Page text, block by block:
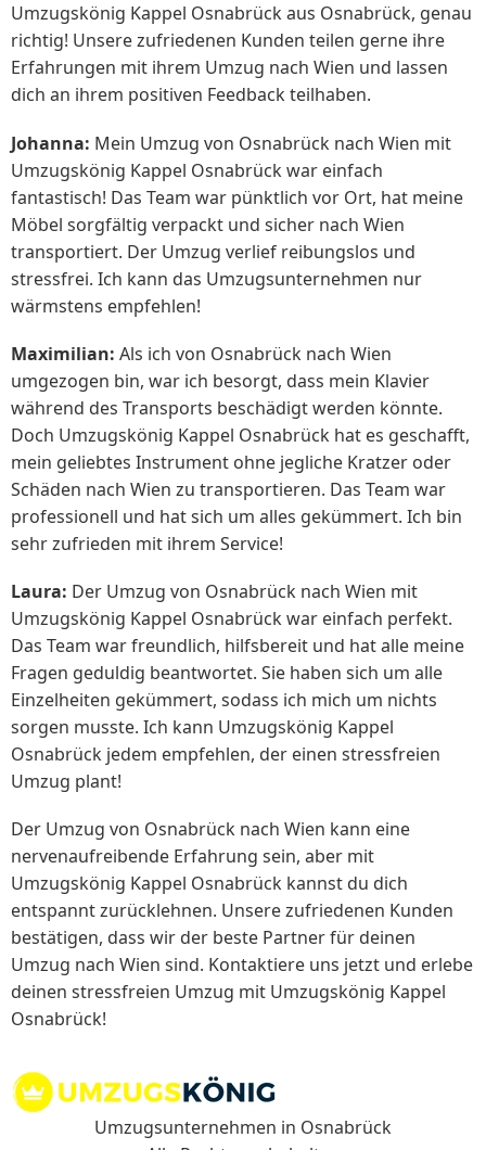
Umzugskönig Kappel Osnabrück aus Osnabrück, genau
richtig! Unsere zufriedenen Kunden teilen gerne ihre
Erfahrungen mit ihrem Umzug nach Wien und lassen
dich an ihrem positiven Feedback teilhaben.
Johanna: Mein Umzug von Osnabrück nach Wien mit
Umzugskönig Kappel Osnabrück war einfach
fantastisch! Das Team war pünktlich vor Ort, hat meine
Möbel sorgfältig verpackt und sicher nach Wien
transportiert. Der Umzug verlief reibungslos und
stressfrei. Ich kann das Umzugsunternehmen nur
wärmstens empfehlen!
Maximilian: Als ich von Osnabrück nach Wien
umgezogen bin, war ich besorgt, dass mein Klavier
während des Transports beschädigt werden könnte.
Doch Umzugskönig Kappel Osnabrück hat es geschafft,
mein geliebtes Instrument ohne jegliche Kratzer oder
Schäden nach Wien zu transportieren. Das Team war
professionell und hat sich um alles gekümmert. Ich bin
sehr zufrieden mit ihrem Service!
Laura: Der Umzug von Osnabrück nach Wien mit
Umzugskönig Kappel Osnabrück war einfach perfekt.
Das Team war freundlich, hilfsbereit und hat alle meine
Fragen geduldig beantwortet. Sie haben sich um alle
Einzelheiten gekümmert, sodass ich mich um nichts
sorgen musste. Ich kann Umzugskönig Kappel
Osnabrück jedem empfehlen, der einen stressfreien
Umzug plant!
Der Umzug von Osnabrück nach Wien kann eine
nervenaufreibende Erfahrung sein, aber mit
Umzugskönig Kappel Osnabrück kannst du dich
entspannt zurücklehnen. Unsere zufriedenen Kunden
bestätigen, dass wir der beste Partner für deinen
Umzug nach Wien sind. Kontaktiere uns jetzt und erlebe
deinen stressfreien Umzug mit Umzugskönig Kappel
Osnabrück!
Umzugsunternehmen in Osnabrück